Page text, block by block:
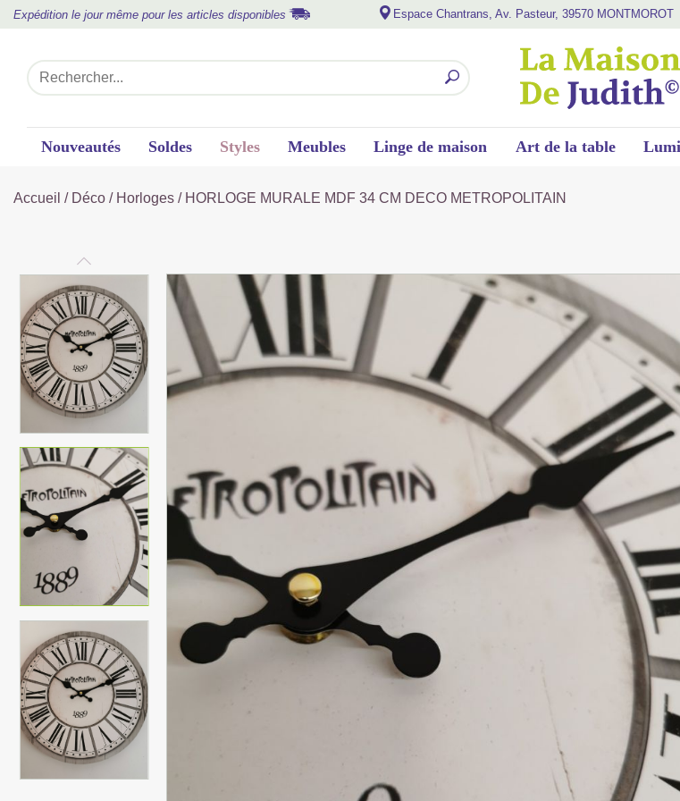
Expédition le jour même pour les articles disponibles Espace Chantrans, Av. Pasteur, 39570 MONTMOROT
Nouveautés Soldes Styles Meubles Linge de maison Art de la table
Accueil / Déco / Horloges / HORLOGE MURALE MDF 34 CM DECO METROPOLITAIN